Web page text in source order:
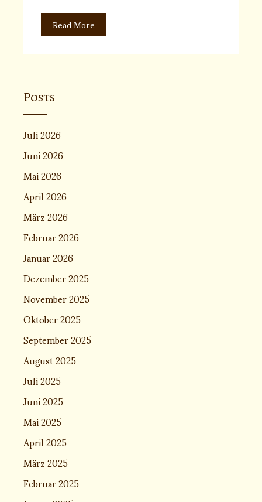
Read More
Posts
Juli 2026
Juni 2026
Mai 2026
April 2026
März 2026
Februar 2026
Januar 2026
Dezember 2025
November 2025
Oktober 2025
September 2025
August 2025
Juli 2025
Juni 2025
Mai 2025
April 2025
März 2025
Februar 2025